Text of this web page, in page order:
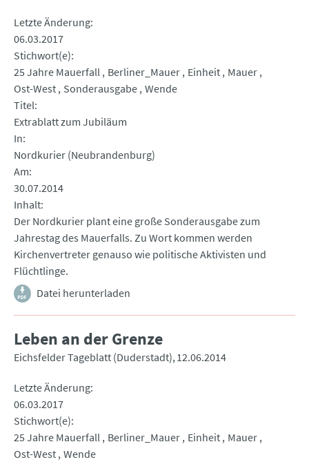
Letzte Änderung
06.03.2017
Stichwort(e)
25 Jahre Mauerfall Berliner_Mauer Einheit Mauer
Ost-West Sonderausgabe Wende
Titel
Extrablatt zum Jubiläum
In
Nordkurier (Neubrandenburg)
Am
30.07.2014
Inhalt
Der Nordkurier plant eine große Sonderausgabe zum
Jahrestag des Mauerfalls. Zu Wort kommen werden
Kirchenvertreter genauso wie politische Aktivisten und
Flüchtlinge.
Datei herunterladen
Leben an der Grenze
Eichsfelder Tageblatt (Duderstadt) 12.06.2014
Letzte Änderung
06.03.2017
Stichwort(e)
25 Jahre Mauerfall Berliner_Mauer Einheit Mauer
Ost-West Wende